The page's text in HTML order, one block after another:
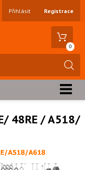
Přihlásit Registrace
0
48RE / A518/